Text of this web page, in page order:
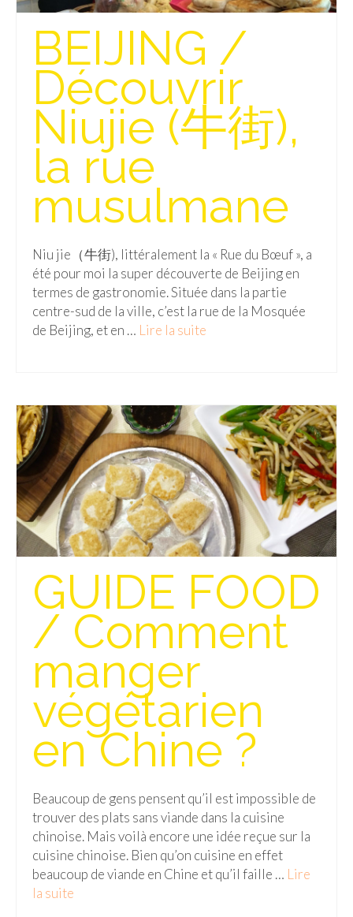
Lac Titicaca
Salar d’Uyuni
Sucre
Paraguay
Pérou
Lac Titicaca
Machu Picchu
ASIE
Guilin & Yangshuo
Xi’An
Corée du Sud
Japon
Fukuoka
Kamakura
Kyoto
Mont Fuji
Nikko
Tokyo
Malaisie
Cameron Highlands
Penang
Singapour
Vietnam
BEIJING /
Découvrir
Niujie (牛街),
la rue
musulmane
Niu jie（牛街), littéralement la « Rue du Bœuf », a
été pour moi la super découverte de Beijing en
termes de gastronomie. Située dans la partie
centre-sud de la ville, c’est la rue de la Mosquée
de Beijing, et en … Lire la suite­­
GUIDE FOOD
/ Comment
manger
végétarien
en Chine ?
Beaucoup de gens pensent qu’il est impossible de
trouver des plats sans viande dans la cuisine
chinoise. Mais voilà encore une idée reçue sur la
cuisine chinoise. Bien qu’on cuisine en effet
beaucoup de viande en Chine et qu’il faille … Lire
la suite­­